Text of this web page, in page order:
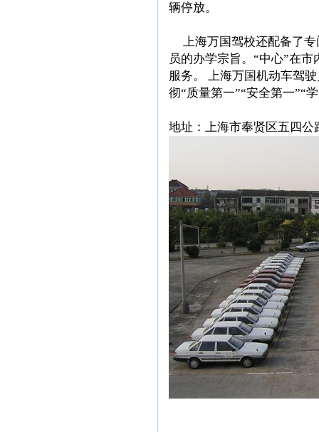
辆停放。
上海万国驾校还配备了专
员的办学宗旨。“中心”在
服务。 上海万国机动车驾
彻“质量第一”“安全第一”“
地址：上海市奉贤区五四公